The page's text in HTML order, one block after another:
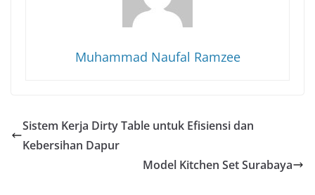
Muhammad Naufal Ramzee
Sistem Kerja Dirty Table untuk Efisiensi dan
Kebersihan Dapur
Model Kitchen Set Surabaya